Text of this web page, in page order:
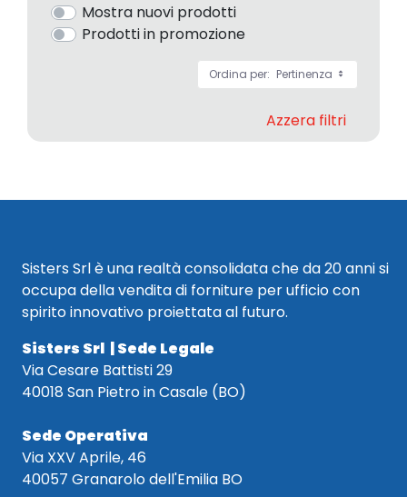
Mostra nuovi prodotti
Prodotti in promozione
Ordina per: Pertinenza
Azzera filtri
Sisters Srl è una realtà consolidata che da 20 anni si
occupa della vendita di forniture per ufficio con
spirito innovativo proiettata al futuro.
Sisters Srl | Sede Legale
Via Cesare Battisti 29
40018 San Pietro in Casale (BO)
Sede Operativa
Via XXV Aprile, 46
40057 Granarolo dell'Emilia BO